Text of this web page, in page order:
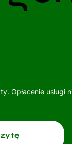
Opłacenie usługi